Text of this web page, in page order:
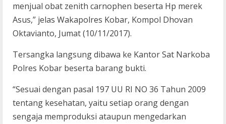
menjual obat zenith carnophen beserta Hp merek
Asus,” jelas Wakapolres Kobar, Kompol Dhovan
Oktavianto, Jumat (10/11/2017).
Tersangka langsung dibawa ke Kantor Sat Narkoba
Polres Kobar beserta barang bukti.
“Sesuai dengan pasal 197 UU RI NO 36 Tahun 2009
tentang kesehatan, yaitu setiap orang dengan
sengaja memproduksi ataupun mengedarkan